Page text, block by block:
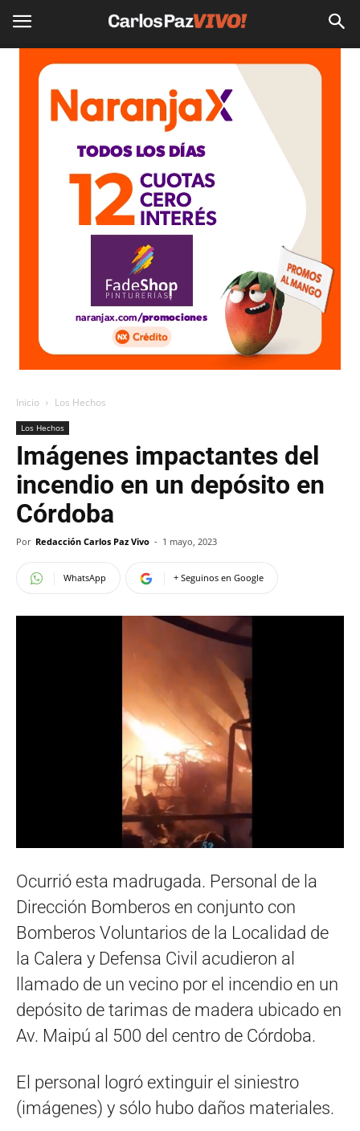
Inicio Los Hechos
Los Hechos
Imágenes impactantes del
incendio en un depósito en
Córdoba
Por Redacción Carlos Paz Vivo - 1 mayo, 2023
WhatsApp + Seguinos en Google
Ocurrió esta madrugada. Personal de la
Dirección Bomberos en conjunto con
Bomberos Voluntarios de la Localidad de
la Calera y Defensa Civil acudieron al
llamado de un vecino por el incendio en un
depósito de tarimas de madera ubicado en
Av. Maipú al 500 del centro de Córdoba.
El personal logró extinguir el siniestro
(imágenes) y sólo hubo daños materiales.